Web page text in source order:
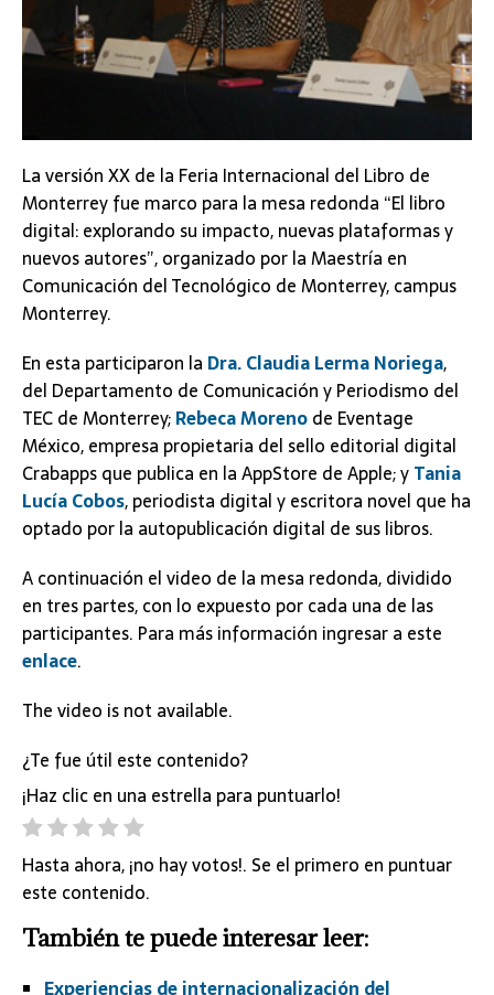
La versión XX de la Feria Internacional del Libro de
Monterrey fue marco para la mesa redonda “El libro
digital: explorando su impacto, nuevas plataformas y
nuevos autores”, organizado por la Maestría en
Comunicación del Tecnológico de Monterrey, campus
Monterrey.
En esta participaron la Dra. Claudia Lerma Noriega,
del Departamento de Comunicación y Periodismo del
TEC de Monterrey;Rebeca Morenode Eventage
México, empresa propietaria del sello editorial digital
Crabapps que publica en la AppStore de Apple; yTania
Lucía Cobos, periodista digital y escritora novel que ha
optado por la autopublicación digital de sus libros.
A continuación el video de la mesa redonda, dividido
en tres partes, con lo expuesto por cada una de las
participantes. Para más información ingresar a este
enlace.
The video is not available.
¿Te fue útil este contenido?
¡Haz clic en una estrella para puntuarlo!
Hasta ahora, ¡no hay votos!. Se el primero en puntuar
este contenido.
También te puede interesar leer:
Experiencias de internacionalización del